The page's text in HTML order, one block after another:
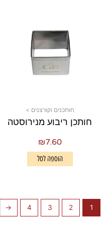
חותכנים וקורצנים >
חותכן ריבוע מנירוסטה
₪7.60
הוספה לסל
1
2
3
4
←